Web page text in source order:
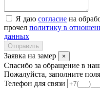
Я даю согласие на
прочел политику в
данных
Отправить
Заявка на замер ×
Спасибо за обращение в
Пожалуйста, заполните
Телефон для связи